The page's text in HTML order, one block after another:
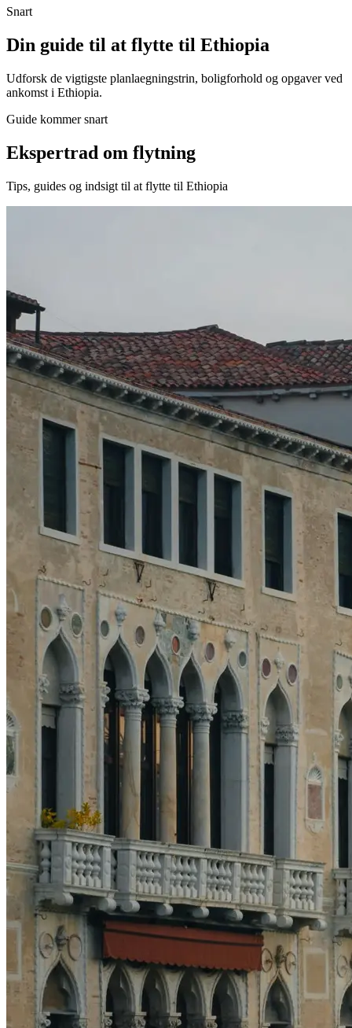
Snart
Din guide til at flytte til Ethiopia
Udforsk de vigtigste planlaegningstrin, boligforhold og opgaver ved
ankomst i Ethiopia.
Guide kommer snart
Ekspertrad om flytning
Tips, guides og indsigt til at flytte til Ethiopia